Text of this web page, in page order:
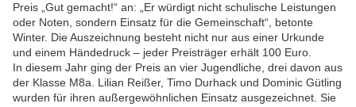
Preis „Gut gemacht!“ an: „Er würdigt nicht schulische Leistungen
oder Noten, sondern Einsatz für die Gemeinschaft“, betonte
Winter. Die Auszeichnung besteht nicht nur aus einer Urkunde
und einem Händedruck – jeder Preisträger erhält 100 Euro.
In diesem Jahr ging der Preis an vier Jugendliche, drei davon aus
der Klasse M8a. Lilian Reißer, Timo Durhack und Dominic Gütling
wurden für ihren außergewöhnlichen Einsatz ausgezeichnet. Sie